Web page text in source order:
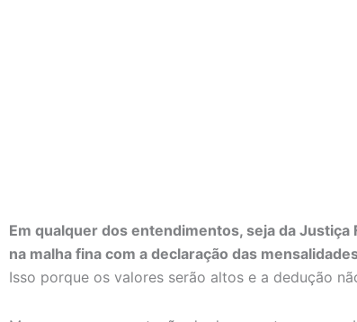
Em qualquer dos entendimentos, seja da
na malha fina com a declaração das
Isso porque os valores serão altos e a dedução